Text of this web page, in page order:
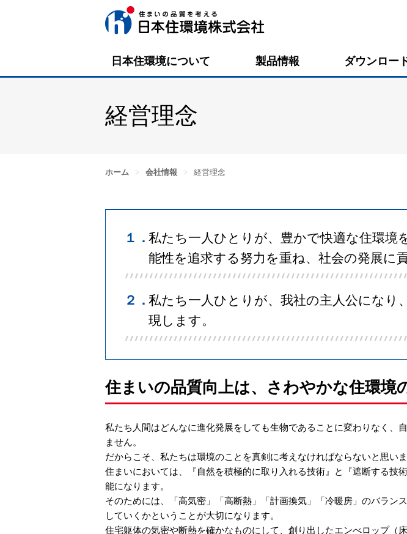
日本住環境について 製品情報 ダウンロー
経営理念
ホーム > 会社情報 > 経営理念
１．私たち一人ひとりが、豊かで快適な住環境
能性を追求する努力を重ね、社会の発展に
２．私たち一人ひとりが、我社の主人公になり
現します。
住まいの品質向上は、さわやかな住環境
私たち人間はどんなに進化発展をしても生物であることに変わりなく、
ません。
だからこそ、私たちは環境のことを真剣に考えなければならないと思いま
住まいにおいては、『自然を積極的に取り入れる技術』と『遮断する
能になります。
そのためには、「高気密」「高断熱」「計画換気」「冷暖房」のバラ
していくかということが大切になります。
住宅躯体の気密や断熱を確かなものにして、創り出したエンべロップ（